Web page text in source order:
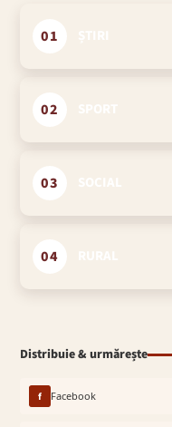
01
02
03
04
Distribuie & urmărește
f Facebook